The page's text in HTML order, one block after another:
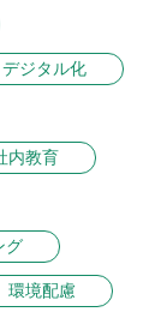
デジタル化
内教育
グ
環境配慮